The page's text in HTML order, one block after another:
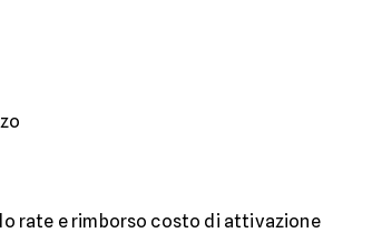
rate e rimborso costo di attivazione